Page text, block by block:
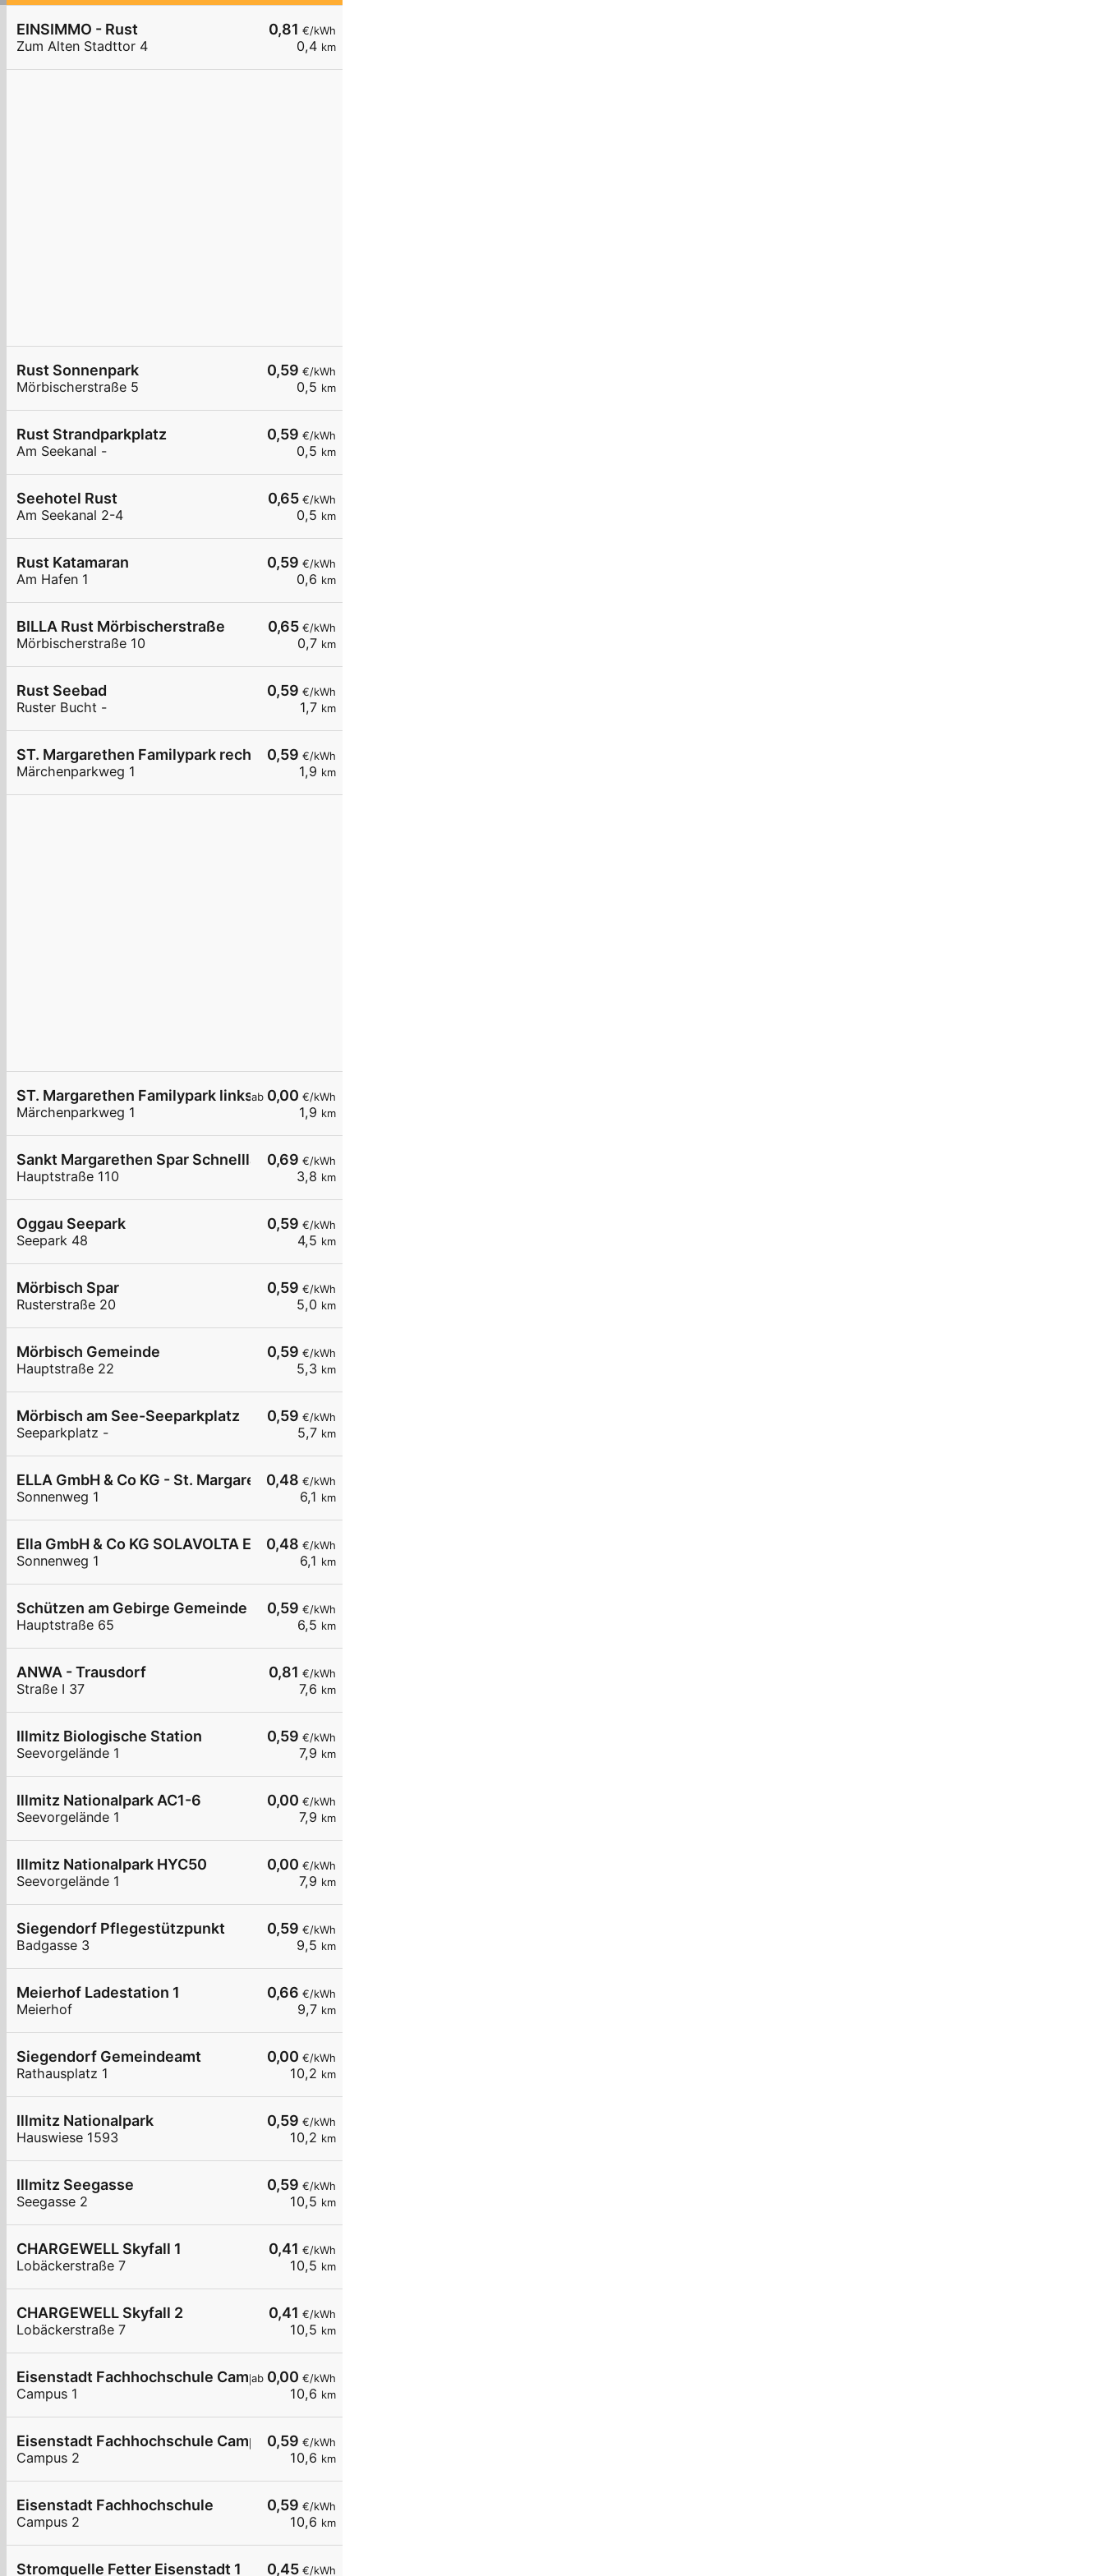
0,81 €/kWh
0,4 km
EINSIMMO - Rust
Zum Alten Stadttor 4
0,59 €/kWh
0,5 km
Rust Sonnenpark
Mörbischerstraße 5
0,59 €/kWh
0,5 km
Rust Strandparkplatz
Am Seekanal -
0,65€/kWh
0,5 km
Seehotel Rust
Am Seekanal 2-4
0,59 €/kWh
0,6 km
Rust Katamaran
Am Hafen 1
0,65€/kWh
0,7 km
BILLA Rust Mörbischerstraße
Mörbischerstraße 10
0,59 €/kWh
1,7 km
Rust Seebad
Ruster Bucht -
0,59 €/kWh
1,9 km
ST. Margarethen Familypark rechts
Märchenparkweg 1
ab 0,00 €/kWh
1,9 km
ST. Margarethen Familypark links
Märchenparkweg 1
0,69 €/kWh
3,8 km
Sankt Margarethen Spar Schnelllader DC150
Hauptstraße 110
0,59 €/kWh
4,5 km
Oggau Seepark
Seepark 48
0,59 €/kWh
5,0 km
Mörbisch Spar
Rusterstraße 20
0,59 €/kWh
5,3 km
Mörbisch Gemeinde
Hauptstraße 22
0,59 €/kWh
5,7 km
Mörbisch am See-Seeparkplatz
Seeparkplatz -
0,48 €/kWh
6,1 km
ELLA GmbH & Co KG - St. Margarethen - Solavolta
Sonnenweg 1
0,48 €/kWh
6,1 km
Ella GmbH & Co KG SOLAVOLTA Energie- und Umwelttechnik GmbH
Sonnenweg 1
0,59 €/kWh
6,5 km
Schützen am Gebirge Gemeinde
Hauptstraße 65
0,81 €/kWh
7,6 km
ANWA - Trausdorf
Straße I 37
0,59 €/kWh
7,9 km
Illmitz Biologische Station
Seevorgelände 1
0,00 €/kWh
7,9 km
Illmitz Nationalpark AC1-6
Seevorgelände 1
0,00 €/kWh
7,9 km
Illmitz Nationalpark HYC50
Seevorgelände 1
0,59 €/kWh
9,5 km
Siegendorf Pflegestützpunkt
Badgasse 3
0,66 €/kWh
9,7 km
Meierhof Ladestation 1
Meierhof
0,00 €/kWh
10,2 km
Siegendorf Gemeindeamt
Rathausplatz 1
0,59 €/kWh
10,2 km
Illmitz Nationalpark
Hauswiese 1593
0,59 €/kWh
10,5 km
Illmitz Seegasse
Seegasse 2
0,41 €/kWh
10,5 km
CHARGEWELL Skyfall 1
Lobäckerstraße 7
0,41 €/kWh
10,5 km
CHARGEWELL Skyfall 2
Lobäckerstraße 7
ab 0,00 €/kWh
10,6 km
Eisenstadt Fachhochschule Campus 1
Campus 1
0,59 €/kWh
10,6 km
Eisenstadt Fachhochschule Campus2
Campus 2
0,59 €/kWh
10,6 km
Eisenstadt Fachhochschule
Campus 2
0,45€/kWh
Stromquelle Fetter Eisenstadt 1